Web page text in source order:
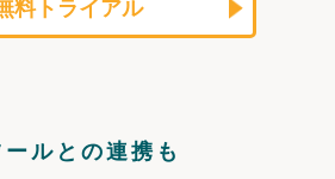
料トライアル
ルとの連携も